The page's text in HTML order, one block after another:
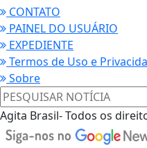
CONTATO
PAINEL DO USUÁRIO
EXPEDIENTE
Termos de Uso e
Sobre
Agita Brasil- Todos os